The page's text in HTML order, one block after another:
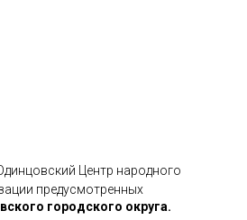
Центр народного
предусмотренных
городского округа.